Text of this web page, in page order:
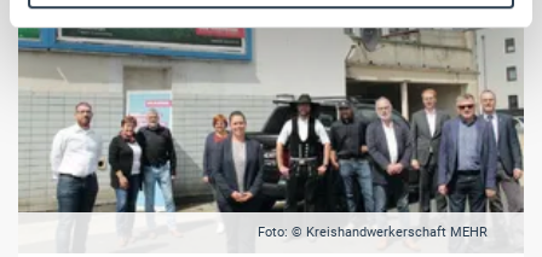
Weitere Informationen:Impressum Datenschutz
Foto: © Kreishandwerkerschaft MEHR